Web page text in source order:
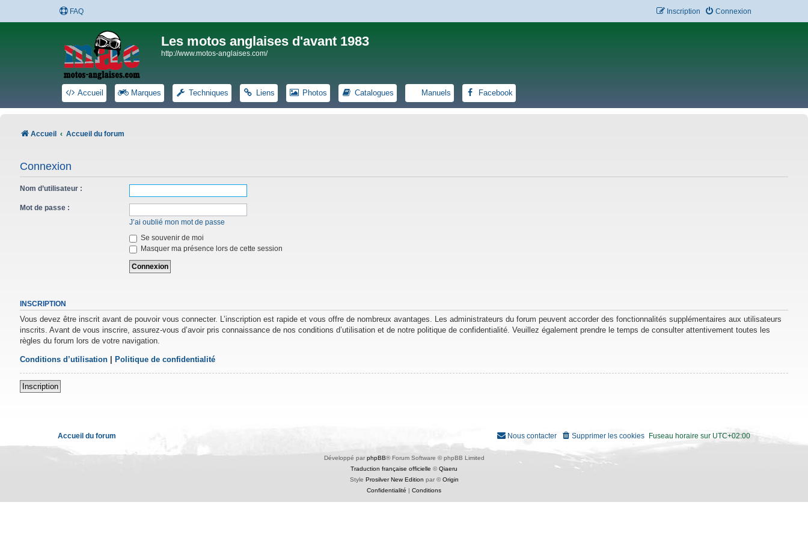
FAQ Connexion
Inscription
Les motos anglaises d'avant 1983
http://www.motos-anglaises.com/
Accueil Marques Techniques Liens Photos Catalogues Manuels Facebook
Accueil Accueil du forum
Connexion
Nom d’utilisateur :
Mot de passe :
J’ai oublié mon mot de passe
Se souvenir de moi
Masquer ma présence lors de cette session
INSCRIPTION
Vous devez être inscrit avant de pouvoir vous connecter. L’inscription est rapide et vous offre de nombreux avantages. Les administrateurs du forum peuvent accorder des fonctionnalités supplémentaires aux utilisateurs
inscrits. Avant de vous inscrire, assurez-vous d’avoir pris connaissance de nos conditions d’utilisation et de notre politique de confidentialité. Veuillez également prendre le temps de consulter attentivement toutes les
règles du forum lors de votre navigation.
Conditions d’utilisation Politique de confidentialité
Inscription
Accueil du forum Fuseau horaire sur UTC+02:00
Supprimer les cookies
Nous contacter
Développé par phpBB® Forum Software © phpBB Limited
Traduction française officielle ©Qiaeru
Style Prosilver New Edition par ©Origin
Confidentialité
Conditions